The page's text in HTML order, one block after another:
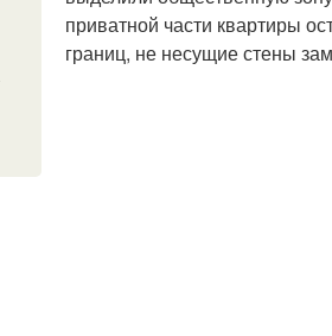
приватной части квартиры
границ, не несущие стены